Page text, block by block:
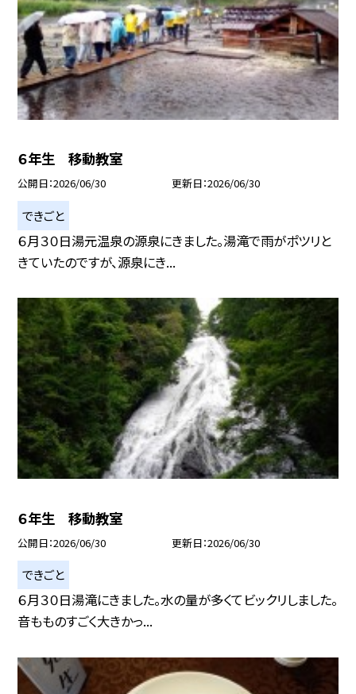
６年生 移動教室
公開日 2026/06/30 更新日 2026/06/30
できごと
６月３０日湯元温泉の源泉にきました。湯滝で雨がポツリと
きていたのですが、源泉にき...
６年生 移動教室
公開日 2026/06/30 更新日 2026/06/30
できごと
６月３０日湯滝にきました。水の量が多くてビックリしました。
音もものすごく大きかっ...